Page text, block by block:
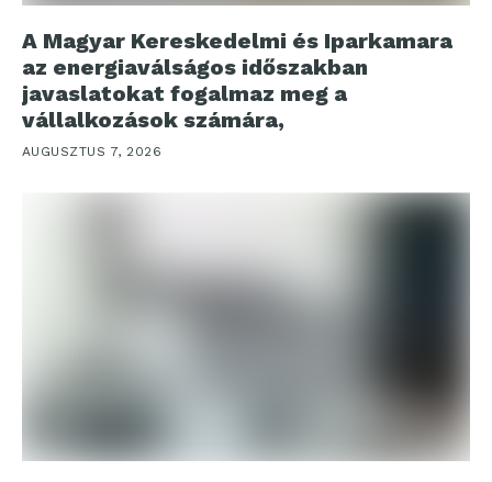
A Magyar Kereskedelmi és Iparkamara
az energiaválságos időszakban
javaslatokat fogalmaz meg a
vállalkozások számára,
AUGUSZTUS 7, 2026